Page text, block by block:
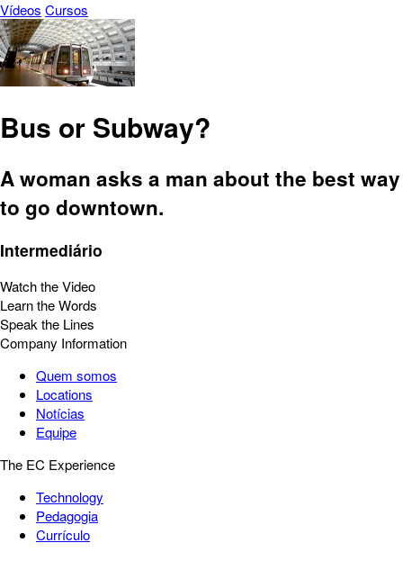
Vídeos Cursos
Bus or Subway?
A woman asks a man about the best way
to go downtown.
Intermediário
Watch the Video
Learn the Words
Speak the Lines
Company Information
Quem somos
Locations
Notícias
Equipe
The EC Experience
Technology
Pedagogia
Currículo